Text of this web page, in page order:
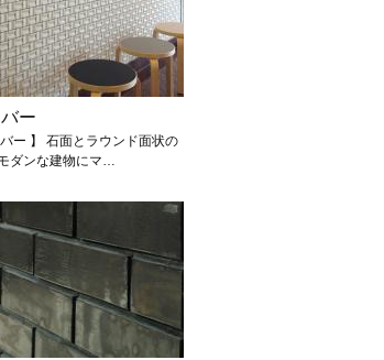
ー
バー 】 石面とラウンド面状の
ダンな建物にマ…